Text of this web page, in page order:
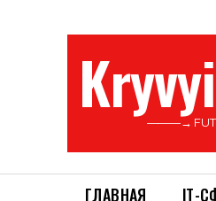
———→
ГЛАВНАЯ ІТ-